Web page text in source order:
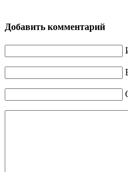
Добавить комментарий